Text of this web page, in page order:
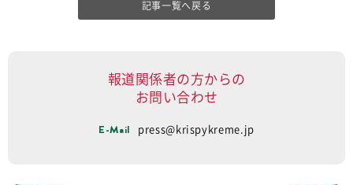
記事一覧へ戻る
報道関係者の方からの
お問い合わせ
E-Mail press@krispykreme.jp